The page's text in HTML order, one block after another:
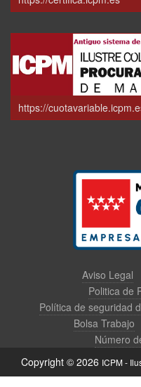
https://
Aviso Legal
Politica de
Política de seguridad
Bolsa Trabajo
Número
Copyright © 2026 ICPM -